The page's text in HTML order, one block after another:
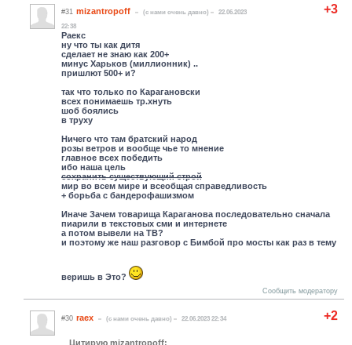
+3
#31 mizantropoff (c нами очень давно)
22.06.2023
22:38
Раекс
ну что ты как дитя
сделает не знаю как 200+
минус Харьков (миллионник) ..
пришлют 500+ и?
так что только по Карагановски
всех понимаешь тр.хнуть
шоб боялись
в труху
Ничего что там братский народ
розы ветров и вообще чье то мнение
главное всех победить
ибо наша цель
сохранить существующий строй
мир во всем мире и всеобщая справедливость
+ борьба с бандерофашизмом
Иначе Зачем товарища Караганова последовательно сначала
пиарили в текстовых сми и интернете
а потом вывели на ТВ?
и поэтому же наш разговор с Бимбой про мосты как раз в тему
веришь в Это?
Сообщить модератору
+2
#30 raex (c нами очень давно) 22.06.2023 22:34
Цитирую mizantropoff: